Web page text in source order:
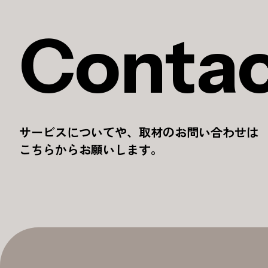
サービスについてや、取材のお問い合わせは
こちらからお願いします。